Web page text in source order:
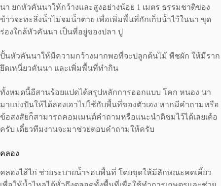
นา ยกหัวคันนาให้กว้างและสูงอย่างน้อย 1 เมตร ธรรมชาติของ
ข้าวจะทะลึ่งน้ำไม่จมน้ำตาย เพื่อเพิ่มพื้นที่กักเก็บน้ำไว้ในนา ขุด
ร่องใกล้หัวคันนา เป็นที่อยู่ของปลา ปู
ปั้นหัวคันนาให้มีความกว้างมากพอที่จะปลูกต้นไม้ พืชผัก ให้มีราก
ยึดเหนี่ยวคันนา และเพิ่มพื้นที่ทำกิน
ทั้งหมดนี้อีสานร้อยแปดได้สรุปหลักการออกแบบ โคก หนอง นา
มาแบ่งปันให้ได้ลองเอาไปใช้กับพื้นที่ของตัวเอง หากมีคำถามหรือ
ข้อสงสัยก็สามารถคอมเมนต์คำถามหรือแนะนำติชมไว้ได้เลยเด้อ
ครับ เดี๋ยวทีมงานจะมาช่วยตอบคำถามให้ครับ
คลอง
คลองไส้ไก่ ช่วยระบายน้ำรอบพื้นที่ โดยขุดให้มีลักษณะคดเคี้ยว